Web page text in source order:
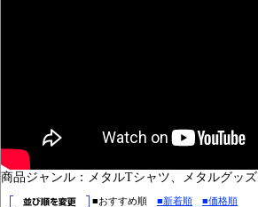
商品ジャンル：メタルTシャツ、メタルグッズ
■おすすめ順 ■新着順 ■価格順